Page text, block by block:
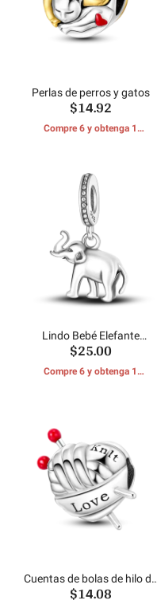
Perlas de perros y gatos
$14.92
Compre 6 y obtenga 1
Lindo Bebé Elefante
Abalorios
$25.00
Compre 6 y obtenga 1
Cuentas de bolas de hilo de
punto en forma de corazón
$14.08